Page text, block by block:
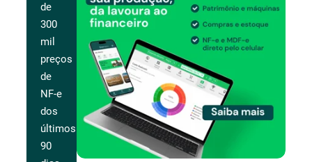
de
300
mil
preços
de
NF-e
dos
últimos
90